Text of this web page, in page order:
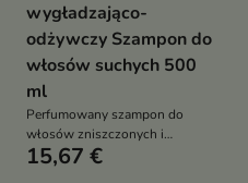
wygładzająco-
odżywczy Szampon do
włosów suchych 500
ml
Perfumowany szampon do
włosów zniszczonych i
puszących się oczyszcza,
15,67 €